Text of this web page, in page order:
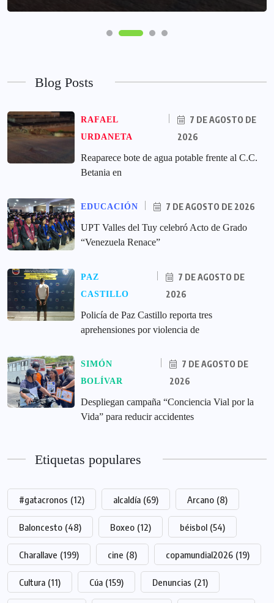
Blog Posts
RAFAEL
URDANETA
7 DE AGOSTO DE
2026
Reaparece bote de agua potable frente al C.C.
Betania en
EDUCACIÓN
7 DE AGOSTO DE 2026
UPT Valles del Tuy celebró Acto de Grado
“Venezuela Renace”
PAZ
CASTILLO
7 DE AGOSTO DE
2026
‎Policía de Paz Castillo reporta tres
aprehensiones por violencia de
SIMÓN
BOLÍVAR
7 DE AGOSTO DE
2026
‎Despliegan campaña “Conciencia Vial por la
Vida” para reducir accidentes
Etiquetas populares
#gatacronos (12) alcaldía (69) Arcano (8)
Baloncesto (48) Boxeo (12) béisbol (54)
Charallave (199) cine (8) copamundial2026 (19)
Cultura (11) Cúa (159) Denuncias (21)